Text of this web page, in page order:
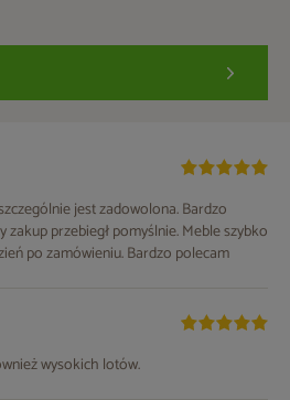
jest zadowolona. Bardzo
zakup przebiegł pomyślnie. Meble szybko
po zamówieniu. Bardzo polecam
wysokich lotów.